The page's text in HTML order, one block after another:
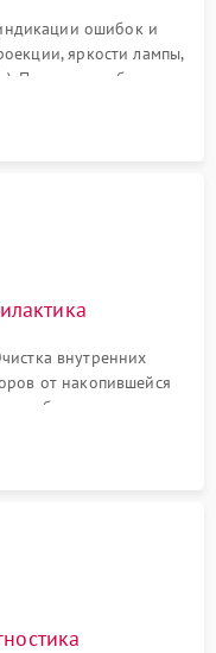
Подробнее →
ошибок и
яркости лампы,
Проверка работы
вентиляторов.
внутренних
от накопившейся
балласта лампы и
или вздутых